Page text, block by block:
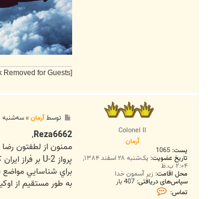
[External Link Removed for Guests]
Colonel II
آرمان
پست: 1065
تاریخ عضویت: یک‌شنبه ۲۸ اسفند ۱۳۸۴,
۲:۰۴ ب.ظ
محل اقامت: زیر آسمون خدا
سپاس‌های دریافتی: 407 بار
تماس:
ت
ت
توسطآرمان»سه‌شنبه ۲۹ فروردین ۱۳۸۵, ۵:۱۱ ب.ظ
Reza6662
,
ممنون از لطفتون
پرواز U-2 بر فراز ايران که چيز عجيبي نيست، حتي خود SR-71 هم
براي شناسايي
به طور مستقيم از